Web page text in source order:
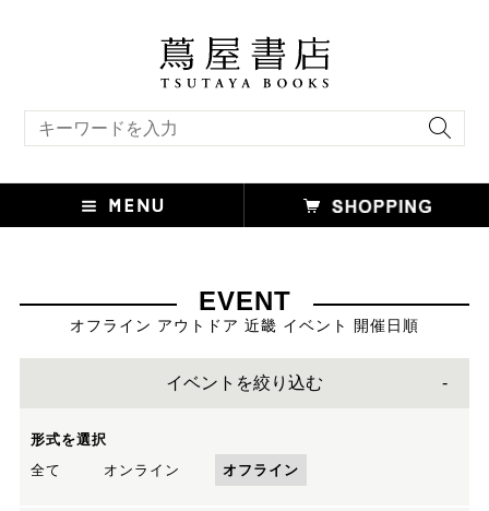
EVENT
オフライン アウトドア 近畿 イベント 開催日順
イベントを絞り込む
形式を選択
全て
オンライン オフライン